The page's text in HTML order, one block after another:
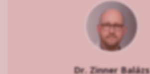
Dr. Zinner Balázs